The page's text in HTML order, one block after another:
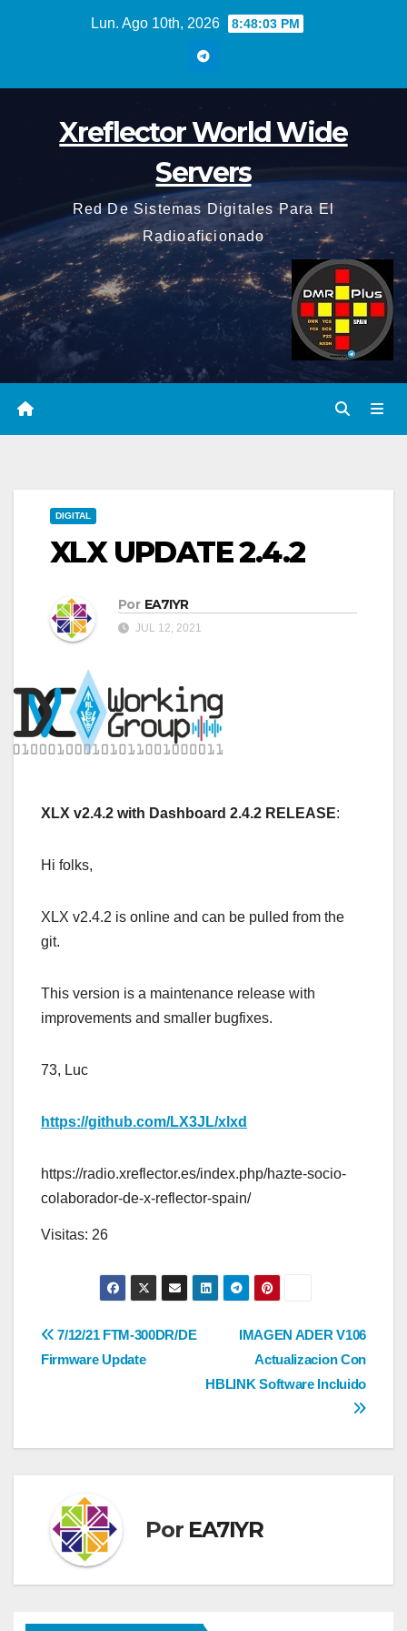
Lun. Ago 10th, 2026 8:48:04 PM
Xreflector World Wide
Servers
Red De Sistemas Digitales Para El
Radioaficionado
DIGITAL
XLX UPDATE 2.4.2
Por EA7IYR
JUL 12, 2021
XLX v2.4.2 with Dashboard 2.4.2 RELEASE:
Hi folks,
XLX v2.4.2 is online and can be pulled from the
git.
This version is a maintenance release with
improvements and smaller bugfixes.
73, Luc
https://github.com/LX3JL/xlxd
https://radio.xreflector.es/index.php/hazte-socio-
colaborador-de-x-reflector-spain/
Visitas: 26
Navegación
IMAGEN ADER V106
Actualizacion Con
HBLINK Software Incluido
7/12/21 FTM-300DR/DE
Firmware Update
Por EA7IYR